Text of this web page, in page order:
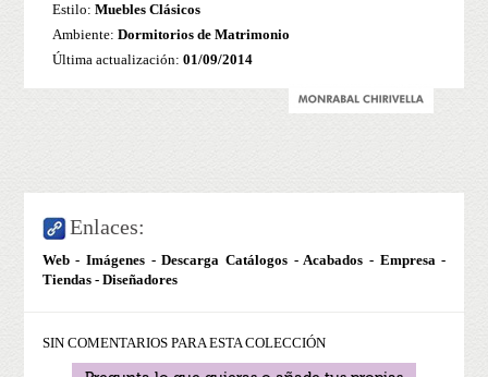
Estilo:Muebles Clásicos
Ambiente:Dormitorios de Matrimonio
Última actualización:01/09/2014
Enlaces:
Web- Imágenes- Descarga Catálogos - Acabados - Empresa -
Tiendas - Diseñadores
SIN COMENTARIOS PARA ESTA COLECCIÓN